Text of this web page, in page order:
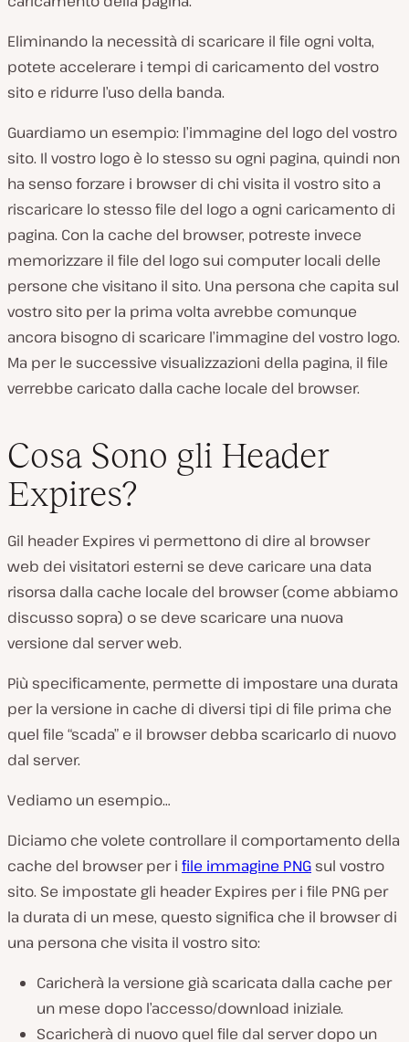
Eliminando la necessità di scaricare il file ogni volta,
potete accelerare i tempi di caricamento del vostro
sito e ridurre l’uso della banda.
Guardiamo un esempio: l’immagine del logo del vostro
sito. Il vostro logo è lo stesso su ogni pagina, quindi non
ha senso forzare i browser di chi visita il vostro sito a
riscaricare lo stesso file del logo a ogni caricamento di
pagina. Con la cache del browser, potreste invece
memorizzare il file del logo sui computer locali delle
persone che visitano il sito. Una persona che capita sul
vostro sito per la prima volta avrebbe comunque
ancora bisogno di scaricare l’immagine del vostro logo.
Ma per le successive visualizzazioni della pagina, il file
verrebbe caricato dalla cache locale del browser.
Cosa Sono gli Header
Expires?
Gil header Expires vi permettono di dire al browser
web dei visitatori esterni se deve caricare una data
risorsa dalla cache locale del browser (come abbiamo
discusso sopra) o se deve scaricare una nuova
versione dal server web.
Più specificamente, permette di impostare una durata
per la versione in cache di diversi tipi di file prima che
quel file “scada” e il browser debba scaricarlo di nuovo
dal server.
Vediamo un esempio…
Diciamo che volete controllare il comportamento della
cache del browser per i file immagine PNG sul vostro
sito. Se impostate gli header Expires per i file PNG per
la durata di un mese, questo significa che il browser di
una persona che visita il vostro sito:
Caricherà la versione già scaricata dalla cache per
un mese dopo l’accesso/download iniziale.
Scaricherà di nuovo quel file dal server dopo un